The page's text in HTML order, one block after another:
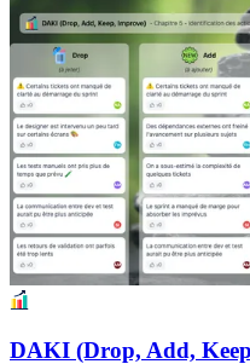
DAKI (Drop, Add,